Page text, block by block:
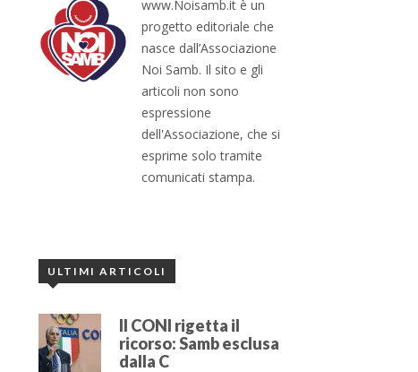
www.Noisamb.it è un
progetto editoriale che
nasce dall’Associazione
Noi Samb. Il sito e gli
articoli non sono
espressione
dell'Associazione, che si
esprime solo tramite
comunicati stampa.
ULTIMI ARTICOLI
Il CONI rigetta il
ricorso: Samb esclusa
dalla C